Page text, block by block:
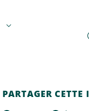
PARTAGER